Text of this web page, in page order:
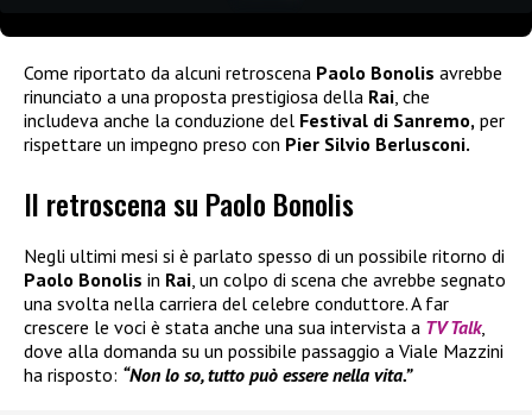
Come riportato da alcuni retroscena Paolo Bonolis avrebbe
rinunciato a una proposta prestigiosa della Rai , che
includeva anche la conduzione del Festival di Sanremo, per
rispettare un impegno preso con Pier Silvio Berlusconi.
Il retroscena su Paolo Bonolis
Negli ultimi mesi si è parlato spesso di un possibile ritorno di
Paolo Bonolis in Rai, un colpo di scena che avrebbe segnato
una svolta nella carriera del celebre conduttore. A far
crescere le voci è stata anche una sua intervista a TV Talk,
dove alla domanda su un possibile passaggio a Viale Mazzini
ha risposto: “Non lo so, tutto può essere nella vita.”